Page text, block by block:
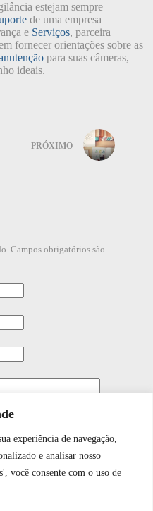
experiência de navegação,
e analisar nosso
você consente com o uso de
estejam sempre
de uma empresa
e Serviços, parceira
fornecer orientações sobre as
para suas câmeras,
ideais.
PRÓXIMO
Campos obrigatórios são